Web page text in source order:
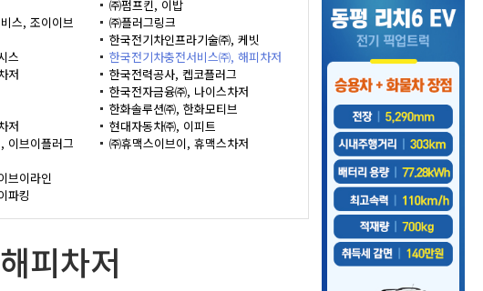
스, 조이이브
스
저
저
이브이플러그
브이라인
파킹
㈜펌프킨, 이밥
㈜플러그링크
한국전기차인프라기술㈜, 케빗
한국전기차충전서비스㈜, 해피차저
한국전력공사, 켑코플러그
한국전자금융㈜, 나이스차저
한화솔루션㈜, 한화모티브
현대자동차㈜, 이피트
㈜휴맥스이브이, 휴맥스차저
피차저